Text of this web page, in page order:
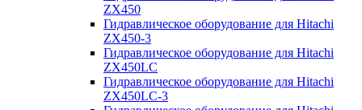
ZX450
Гидравлическое оборудование для Hitachi
ZX450-3
Гидравлическое оборудование для Hitachi
ZX450LC
Гидравлическое оборудование для Hitachi
ZX450LC-3